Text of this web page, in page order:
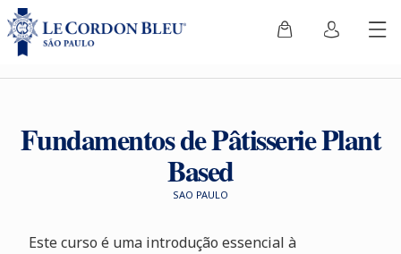
Fundamentos de Pâtisserie Plant
Based
SAO PAULO
Este curso é uma introdução essencial à